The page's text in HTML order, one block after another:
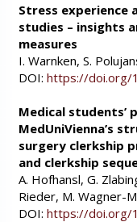
Stress experience
studies – insights
measures
I. Warnken, S.
DOI:https://doi.org/
Medical students’
MedUniVienna’s
surgery clerkship
and clerkship
A. Hofhansl, G.
Rieder, M. Wagner-
DOI:https://doi.org/